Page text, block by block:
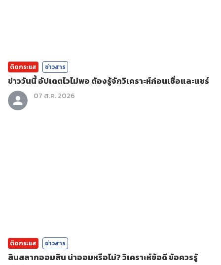
ติดกระแส ข่าวสาร
ข่าววันนี้ อัปเดตไวไม่พอ ต้องรู้จักวิเคราะห์ก่อนเชื่อและแชร์
07 ส.ค. 2026
ติดกระแส ข่าวสาร
สินสลากออมสิน น่าออมหรือไม่? วิเคราะห์ข้อดี ข้อควรรู้